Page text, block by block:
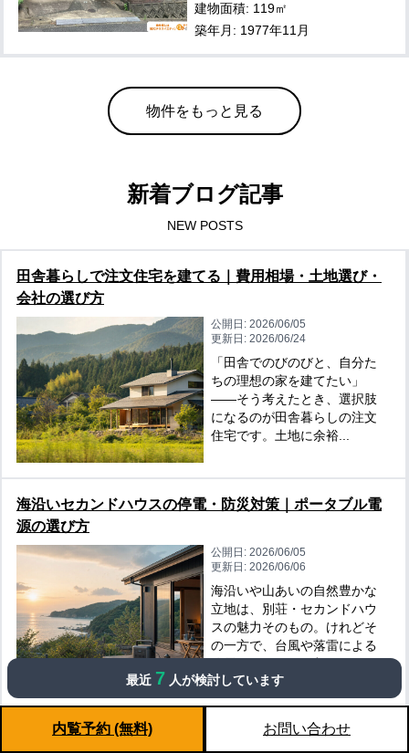
建物面積: 119㎡
築年月: 1977年11月
物件をもっと見る
新着ブログ記事
NEW POSTS
田舎暮らしで注文住宅を建てる｜費用相場・土地選び・
会社の選び方
公開日: 2026/06/05
更新日: 2026/06/24
「田舎でのびのびと、自分た
ちの理想の家を建てたい」
——そう考えたとき、選択肢
になるのが田舎暮らしの注文
住宅です。土地に余裕...
海沿いセカンドハウスの停電・防災対策｜ポータブル電
源の選び方
公開日: 2026/06/05
更新日: 2026/06/06
海沿いや山あいの自然豊かな
立地は、別荘・セカンドハウ
スの魅力そのもの。けれどそ
の一方で、台風や落雷による
別荘を購入する前にグランピングで暮らしを試す｜施設
最近 7 人が検討しています
内覧予約 (無料) お問い合わせ